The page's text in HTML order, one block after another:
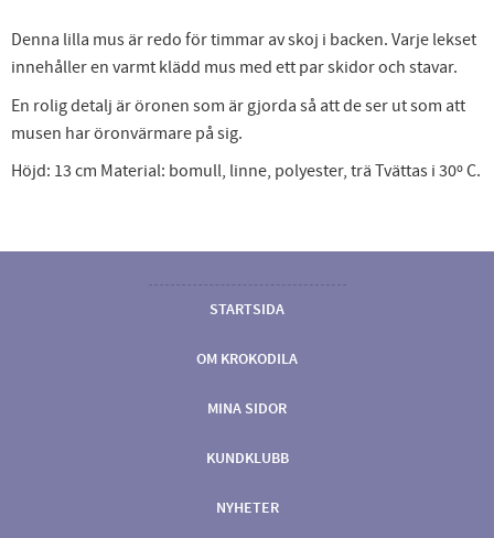
Denna lilla mus är redo för timmar av skoj i backen. Varje lekset
innehåller en varmt klädd mus med ett par skidor och stavar.
En rolig detalj är öronen som är gjorda så att de ser ut som att
musen har öronvärmare på sig.
Höjd: 13 cm Material: bomull, linne, polyester, trä Tvättas i 30º C.
STARTSIDA
OM KROKODILA
MINA SIDOR
KUNDKLUBB
NYHETER